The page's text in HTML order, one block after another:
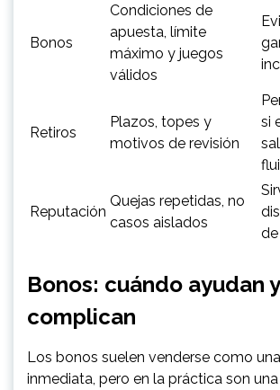
Bonos
Condiciones de
apuesta, límite
máximo y juegos
válidos
Retiros
Plazos, topes y
motivos de revisión
si
Reputación
Quejas repetidas, no
casos aislados
Bonos: cuándo ayudan
complican
Los bonos suelen venderse como
inmediata, pero en la práctica son